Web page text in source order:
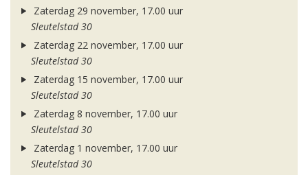
Zaterdag 29 november, 17.00 uur
Sleutelstad 30
Zaterdag 22 november, 17.00 uur
Sleutelstad 30
Zaterdag 15 november, 17.00 uur
Sleutelstad 30
Zaterdag 8 november, 17.00 uur
Sleutelstad 30
Zaterdag 1 november, 17.00 uur
Sleutelstad 30